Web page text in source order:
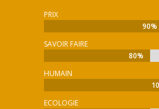
PRIX
90%
90%
SAVOIR FAIRE
80%
80%
HUMAIN
ECOLOGIE